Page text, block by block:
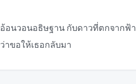
อ้อนวอนอธิษฐาน กับดาวที่ตกจากฟ้า
ว่าขอให้เธอกลับมา